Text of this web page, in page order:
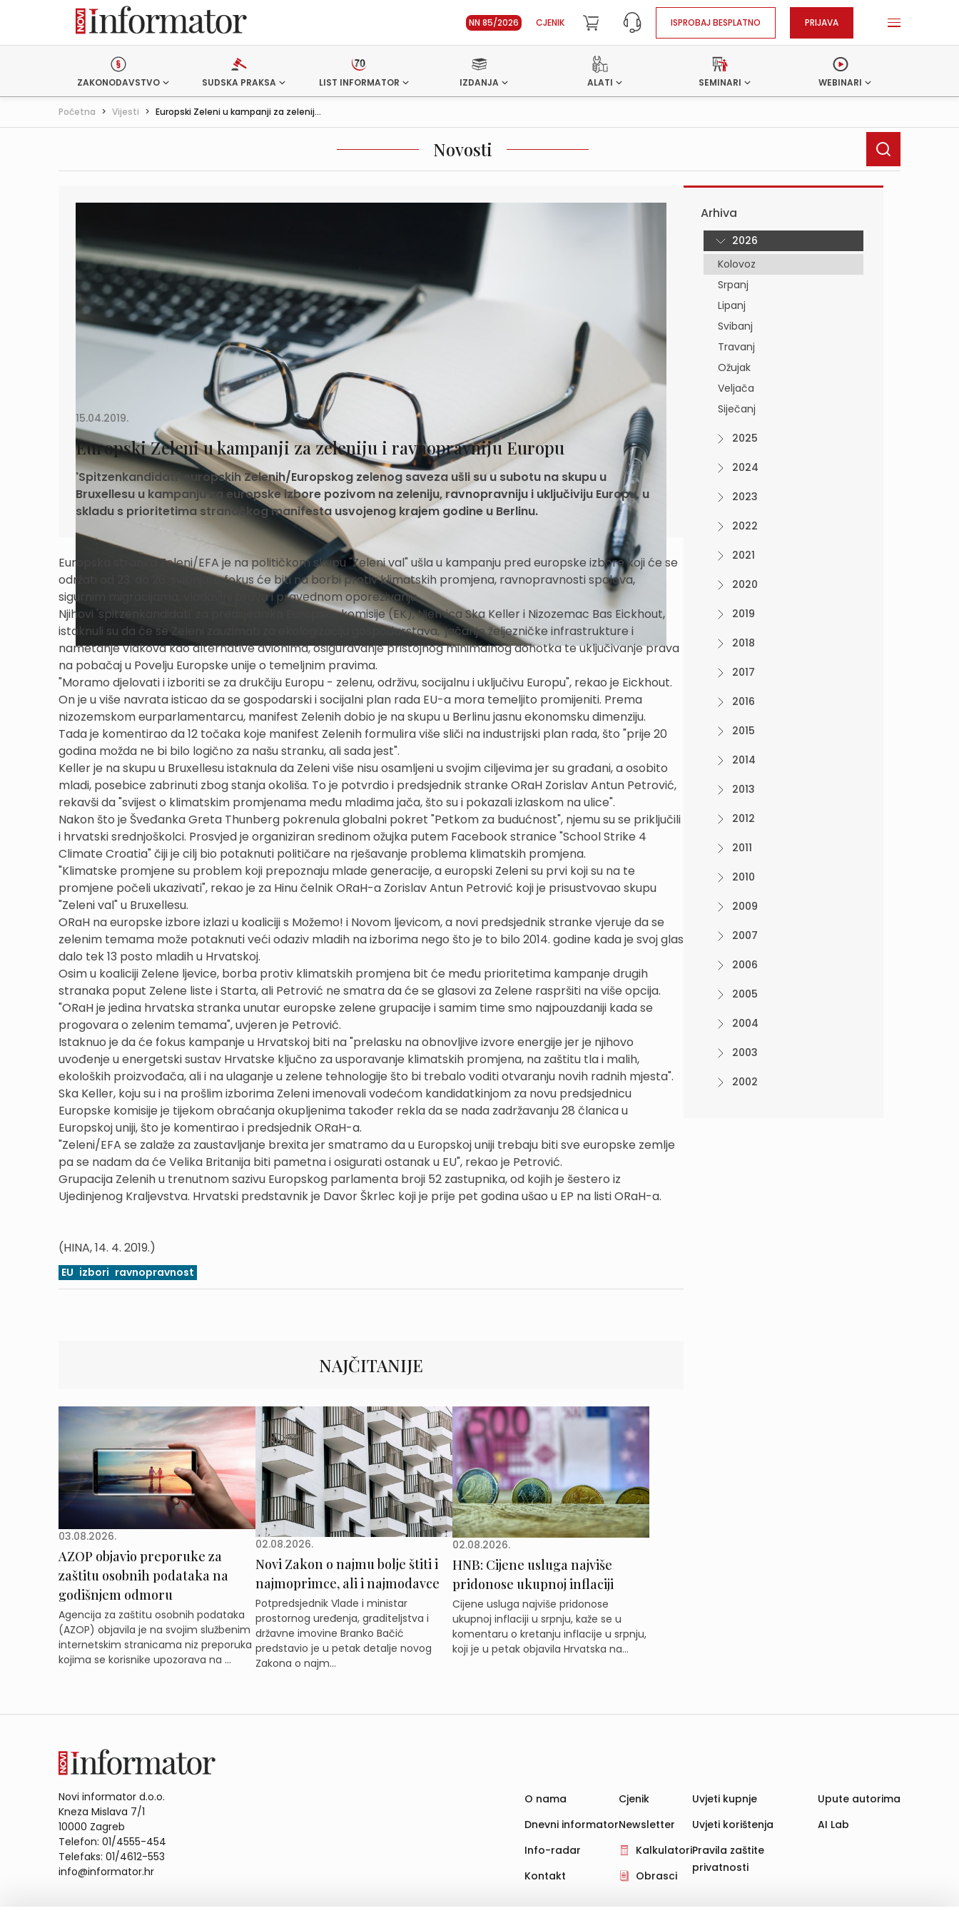
NN 85/2026 CJENIK ISPROBAJ BESPLATNO PRIJAVA
ZAKONODAVSTVO SUDSKA PRAKSA LIST INFORMATOR IZDANJA ALATI SEMINARI WEBINARI
Početna > Vijesti > Europski Zeleni u kampanji za zelenij...
Novosti
15.04.2019.
Europski Zeleni u kampanji za zeleniju i ravnopravniju Europu
'Spitzenkandidati' europskih Zelenih/Europskog zelenog saveza ušli su u subotu na skupu u
Bruxellesu u kampanju za europske izbore pozivom na zeleniju, ravnopravniju i uključiviju Europu, u
skladu s prioritetima stranačkog manifesta usvojenog krajem godine u Berlinu.
Europska stranka Zeleni/EFA je na političkom skupu "Zeleni val" ušla u kampanju pred europske izbore koji će se
održati od 23. do 26. svibnja, a fokus će biti na borbi protiv klimatskih promjena, ravnopravnosti spolova,
sigurnim migracijama, vladavini prava i pravednom oporezivanju.
Njihovi 'spitzenkandidati' za predsjednika Europske komisije (EK), Njemica Ska Keller i Nizozemac Bas Eickhout,
istaknuli su da će se Zeleni zauzimati za ekologizaciju gospodarstava, jačanje željezničke infrastrukture i
nametanje vlakova kao alternative avionima, osiguravanje pristojnog minimalnog dohotka te uključivanje prava
na pobačaj u Povelju Europske unije o temeljnim pravima.
"Moramo djelovati i izboriti se za drukčiju Europu - zelenu, održivu, socijalnu i uključivu Europu", rekao je Eickhout.
On je u više navrata isticao da se gospodarski i socijalni plan rada EU-a mora temeljito promijeniti. Prema
nizozemskom eurparlamentarcu, manifest Zelenih dobio je na skupu u Berlinu jasnu ekonomsku dimenziju.
Tada je komentirao da 12 točaka koje manifest Zelenih formulira više sliči na industrijski plan rada, što "prije 20
godina možda ne bi bilo logično za našu stranku, ali sada jest".
Keller je na skupu u Bruxellesu istaknula da Zeleni više nisu osamljeni u svojim ciljevima jer su građani, a osobito
mladi, posebice zabrinuti zbog stanja okoliša. To je potvrdio i predsjednik stranke ORaH Zorislav Antun Petrović,
rekavši da "svijest o klimatskim promjenama među mladima jača, što su i pokazali izlaskom na ulice".
Nakon što je Šveđanka Greta Thunberg pokrenula globalni pokret "Petkom za budućnost", njemu su se priključili
i hrvatski srednjoškolci. Prosvjed je organiziran sredinom ožujka putem Facebook stranice "School Strike 4
Climate Croatia" čiji je cilj bio potaknuti političare na rješavanje problema klimatskih promjena.
"Klimatske promjene su problem koji prepoznaju mlade generacije, a europski Zeleni su prvi koji su na te
promjene počeli ukazivati", rekao je za Hinu čelnik ORaH-a Zorislav Antun Petrović koji je prisustvovao skupu
"Zeleni val" u Bruxellesu.
ORaH na europske izbore izlazi u koaliciji s Možemo! i Novom ljevicom, a novi predsjednik stranke vjeruje da se
zelenim temama može potaknuti veći odaziv mladih na izborima nego što je to bilo 2014. godine kada je svoj glas
dalo tek 13 posto mladih u Hrvatskoj.
Osim u koaliciji Zelene ljevice, borba protiv klimatskih promjena bit će među prioritetima kampanje drugih
stranaka poput Zelene liste i Starta, ali Petrović ne smatra da će se glasovi za Zelene raspršiti na više opcija.
"ORaH je jedina hrvatska stranka unutar europske zelene grupacije i samim time smo najpouzdaniji kada se
progovara o zelenim temama", uvjeren je Petrović.
Istaknuo je da će fokus kampanje u Hrvatskoj biti na "prelasku na obnovljive izvore energije jer je njihovo
uvođenje u energetski sustav Hrvatske ključno za usporavanje klimatskih promjena, na zaštitu tla i malih,
ekoloških proizvođača, ali i na ulaganje u zelene tehnologije što bi trebalo voditi otvaranju novih radnih mjesta".
Ska Keller, koju su i na prošlim izborima Zeleni imenovali vodećom kandidatkinjom za novu predsjednicu
Europske komisije je tijekom obraćanja okupljenima također rekla da se nada zadržavanju 28 članica u
Europskoj uniji, što je komentirao i predsjednik ORaH-a.
"Zeleni/EFA se zalaže za zaustavljanje brexita jer smatramo da u Europskoj uniji trebaju biti sve europske zemlje
pa se nadam da će Velika Britanija biti pametna i osigurati ostanak u EU", rekao je Petrović.
Grupacija Zelenih u trenutnom sazivu Europskog parlamenta broji 52 zastupnika, od kojih je šestero iz
Ujedinjenog Kraljevstva. Hrvatski predstavnik je Davor Škrlec koji je prije pet godina ušao u EP na listi ORaH-a.
(HINA, 14. 4. 2019.)
EU izbori ravnopravnost
NAJČITANIJE
03.08.2026.
AZOP objavio preporuke za
zaštitu osobnih podataka na
godišnjem odmoru
Agencija za zaštitu osobnih podataka
(AZOP) objavila je na svojim službenim
internetskim stranicama niz preporuka
kojima se korisnike upozorava na ...
02.08.2026.
Novi Zakon o najmu bolje štiti i
najmoprimce, ali i najmodavce
Potpredsjednik Vlade i ministar
prostornog uređenja, graditeljstva i
državne imovine Branko Bačić
predstavio je u petak detalje novog
Zakona o najm...
02.08.2026.
HNB: Cijene usluga najviše
pridonose ukupnoj inflaciji
Cijene usluga najviše pridonose
ukupnoj inflaciji u srpnju, kaže se u
komentaru o kretanju inflacije u srpnju,
koji je u petak objavila Hrvatska na...
Arhiva
2026
Kolovoz
Srpanj
Lipanj
Svibanj
Travanj
Ožujak
Veljača
Siječanj
2025
2024
2023
2022
2021
2020
2019
2018
2017
2016
2015
2014
2013
2012
2011
2010
2009
2007
2006
2005
2004
2003
2002
Novi informator d.o.o.
Kneza Mislava 7/1
10000 Zagreb
Telefon: 01/4555-454
Telefaks: 01/4612-553
info@informator.hr
O nama
Dnevni informator
Info-radar
Kontakt
Cjenik
Newsletter
Kalkulatori
Obrasci
Uvjeti kupnje
Uvjeti korištenja
Pravila zaštite
privatnosti
Upute autorima
AI Lab